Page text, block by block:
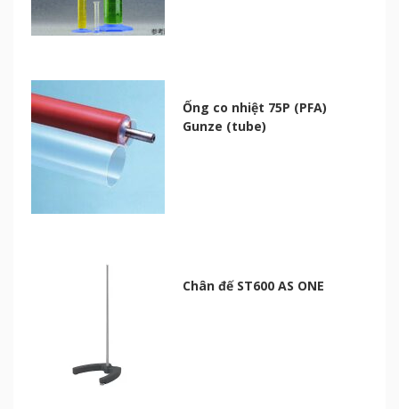
Ống co nhiệt 75P (PFA)
Gunze (tube)
Chân đế ST600 AS ONE